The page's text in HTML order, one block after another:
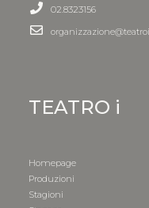
02.8323156
TEATRO i
Homepage
Produzioni
Stagioni